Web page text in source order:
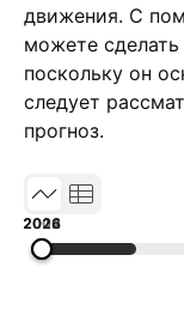
движения. С
можете
поскольку он
следует
прогноз.
2002
2014
2026